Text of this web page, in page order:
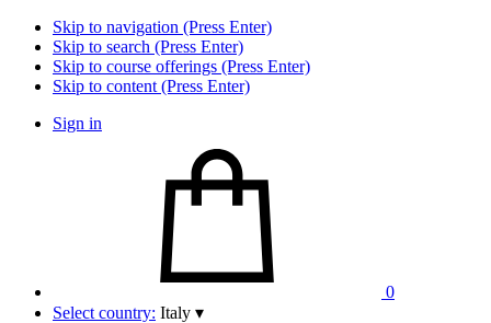
Skip to navigation (Press Enter)
Skip to search (Press Enter)
Skip to course offerings (Press Enter)
Skip to content (Press Enter)
Sign in
0
Select country: Italy ▾